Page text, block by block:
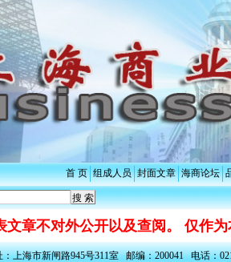
首 页 组成人员 封面文章 海商论坛
文章不对外公开以及查阅。 仅作
：上海市新闸路945号311室 邮编：200041 电话：